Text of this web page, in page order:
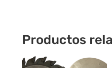
Productos